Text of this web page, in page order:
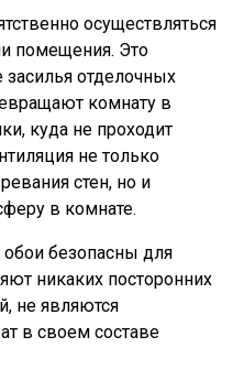
осуществляться
помещения. Это
отделочных
комнату в
куда не проходит
не только
стен, но и
в комнате.
безопасны для
никаких посторонних
не являются
в своем составе